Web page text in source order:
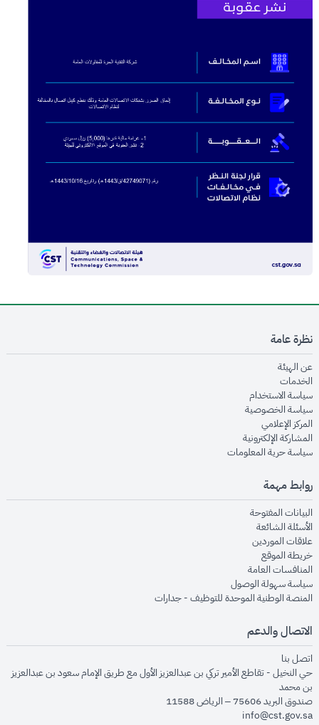
نظرة عامة
عن الهيئةopens in new window
الخدماتopens in new window
سياسة الاستخدام
سياسة الخصوصيةopens in new window
المركز الإعلاميopens in new window
المشاركة الإلكترونيةopens in new window
سياسة حرية المعلوماتopens in new window
روابط مهمة
البيانات المفتوحةopens in new window
الأسئلة الشائعةopens in new window
علاقات الموردينopens in new window
خريطة الموقعopens in new window
المنافسات العامةopens in new window
سياسة سهولة الوصولopens in new window
المنصة الوطنية الموحدة للتوظيف - جداراتopens in new window
الاتصال والدعم
اتصل بنا
حي النخيل - تقاطع الأمير تركي بن عبدالعزيز الأول مع طريق الإمام سعود بن عبدالعزيز
بن محمد
صندوق البريد 75606 – الرياض 11588
info@cst.gov.sa